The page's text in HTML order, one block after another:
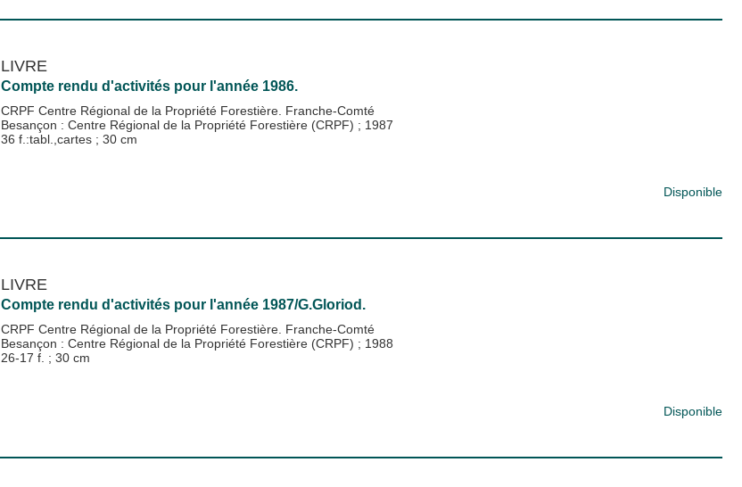
LIVRE
Compte rendu d'activités pour l'année 1986.
CRPF Centre Régional de la Propriété Forestière. Franche-Comté
Besançon : Centre Régional de la Propriété Forestière (CRPF) ; 1987
36 f.:tabl.,cartes ; 30 cm
Disponible
LIVRE
Compte rendu d'activités pour l'année 1987/G.Gloriod.
CRPF Centre Régional de la Propriété Forestière. Franche-Comté
Besançon : Centre Régional de la Propriété Forestière (CRPF) ; 1988
26-17 f. ; 30 cm
Disponible